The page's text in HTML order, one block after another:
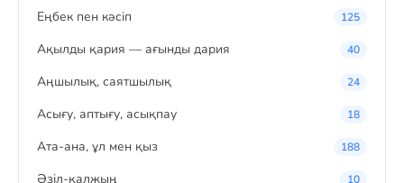
Eңбек пен кәсіп 125
Ақылды қария — ағынды дария 40
Аңшылық, саятшылық 24
Асығу, аптығу, асықпау 18
Ата-ана, ұл мен қыз 188
Әзіл-қалжың 10